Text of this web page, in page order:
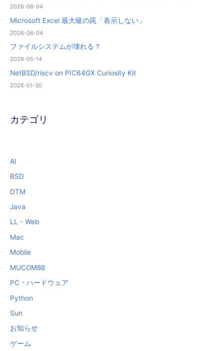
2026-06-04
Microsoft Excel 最大級の罠「表示しない」
2026-06-04
ファイルシステムが壊れる？
2026-05-14
NetBSD/riscv on PIC64GX Curiosity Kit
2026-01-30
カテゴリ
AI
BSD
DTM
Java
LL・Web
Mac
Mobile
MUCOM88
PC・ハードウェア
Python
Sun
お知らせ
ゲーム